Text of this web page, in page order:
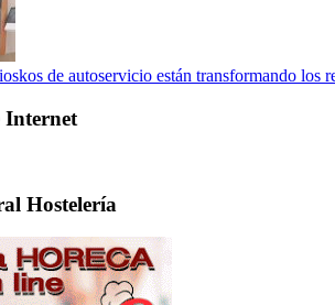
de autoservicio están transformando los
Internet
Hostelería